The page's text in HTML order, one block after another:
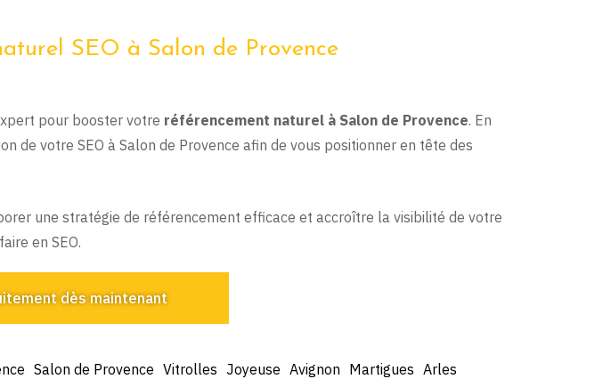
SEO à Salon de Provence
pour booster votre référencement naturel à Salon de Provence. En
de votre SEO à Salon de Provence afin de vous positionner en tête des
une stratégie de référencement efficace et accroître la visibilité de votre
en SEO.
dès maintenant
Salon de Provence Vitrolles Joyeuse Avignon Martigues Arles